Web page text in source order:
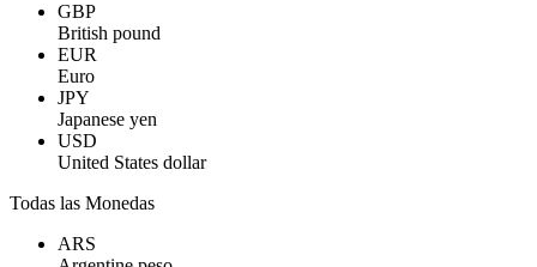
GBP
British pound
EUR
Euro
JPY
Japanese yen
USD
United States dollar
Todas las Monedas
ARS